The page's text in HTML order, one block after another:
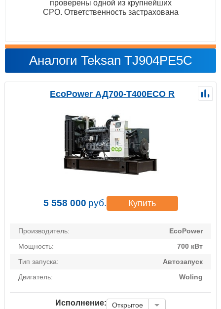
проверены одной из крупнейших
СРО. Ответственность застрахована
Аналоги Teksan TJ904PE5C
EcoPower АД700-T400ECO R
5 558 000 руб. Купить
Производитель:
EcoPower
Мощность:
700 кВт
Тип запуска:
Автозапуск
Двигатель:
Woling
Исполнение: Открытое